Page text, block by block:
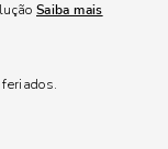
Saiba mais